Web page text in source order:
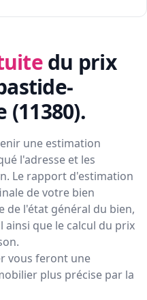
du prix
(11380).
une estimation
l'adresse et les
Le rapport d'estimation
de votre bien
de l'état général du bien,
que le calcul du prix
vous feront une
plus précise par la